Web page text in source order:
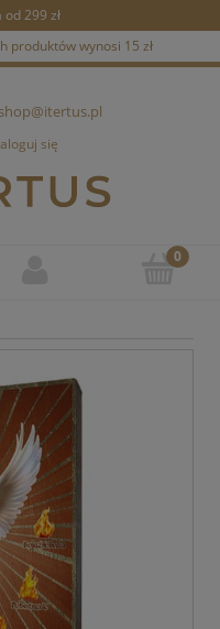
299 zł
produktów wynosi 15 zł
shop@itertus.pl
się